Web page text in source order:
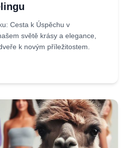
Cesta k Úspěchu v
světě krásy a elegance,
k novým příležitostem.